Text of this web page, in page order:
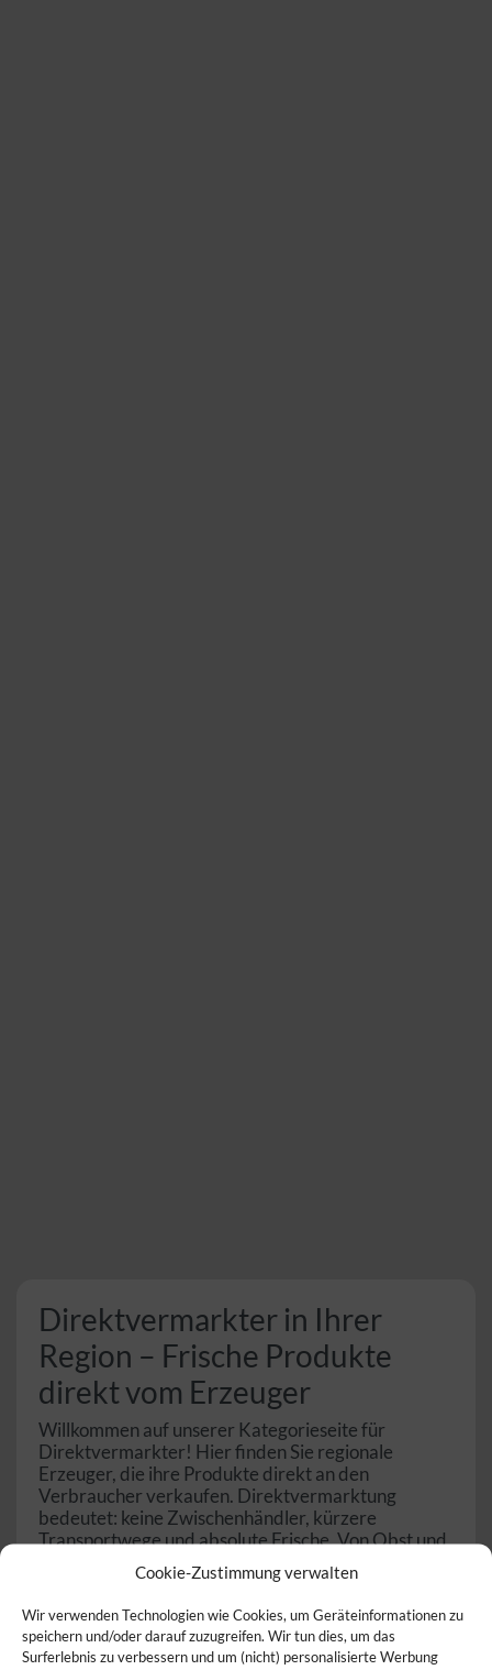
Cookie-Zustimmung verwalten
Wir verwenden Technologien wie Cookies, um Geräteinformationen zu
speichern und/oder darauf zuzugreifen. Wir tun dies, um das
Surferlebnis zu verbessern und um (nicht) personalisierte Werbung
Direktvermarkter in Ihrer
Region – Frische Produkte
direkt vom Erzeuger
Willkommen auf unserer Kategorieseite für
Direktvermarkter! Hier finden Sie regionale
Erzeuger, die ihre Produkte direkt an den
Verbraucher verkaufen. Direktvermarktung
bedeutet: keine Zwischenhändler, kürzere
Transportwege und absolute Frische. Von Obst und
Gemüse über Fleisch und Milchprodukte bis hin zu
handgemachten Spezialitäten – Direktvermarkter
bieten Ihnen eine Vielfalt an hochwertigen
Produkten, die oft aus biologischem Anbau oder
artgerechter Tierhaltung stammen. Entdecken Sie